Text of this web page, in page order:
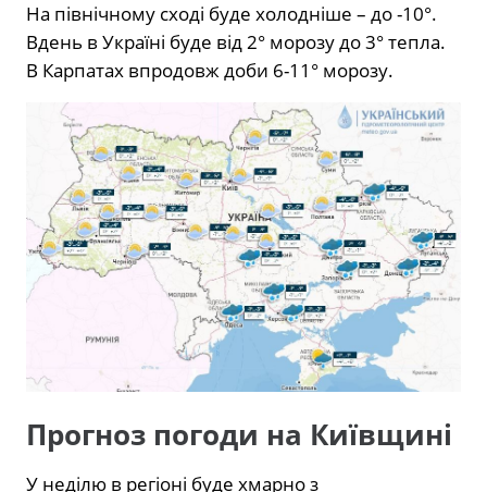
На північному сході буде холодніше – до -10°.
Вдень в Україні буде від 2° морозу до 3° тепла.
В Карпатах впродовж доби 6-11° морозу.
Прогноз погоди на Київщині
У неділю в регіоні буде хмарно з